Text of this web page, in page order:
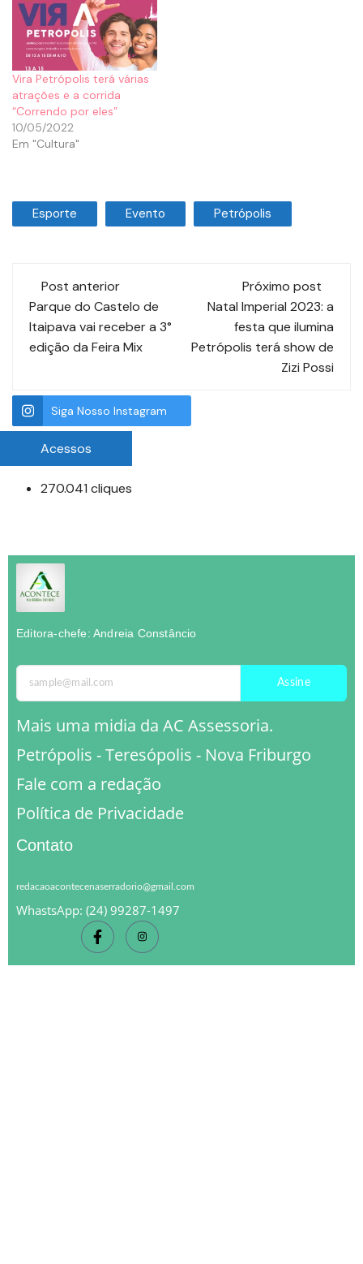
Vira Petrópolis terá várias
atrações e a corrida
“Correndo por eles”
10/05/2022
Em "Cultura"
Esporte Evento Petrópolis
Post anterior
Parque do Castelo de
Itaipava vai receber a 3°
edição da Feira Mix
Próximo post
Natal Imperial 2023: a
festa que ilumina
Petrópolis terá show de
Zizi Possi
Siga Nosso Instagram
Acessos
270.041 cliques
Editora-chefe: Andreia Constâncio
Assine
Mais uma midia da AC Assessoria.
Petrópolis - Teresópolis - Nova Friburgo
Fale com a redação
Política de Privacidade
Contato
redacaoacontecenaserradorio@gmail.com
WhastsApp: (24) 99287-1497